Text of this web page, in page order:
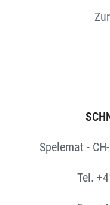
Spelemat -
Tel.